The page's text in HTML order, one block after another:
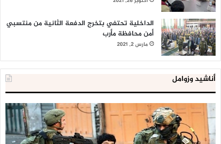
الداخلية تحتفي بتخرج الدفعة الثانية من منتسبي
أمن محافظة مأرب
مارس 2, 2021
أناشيد وزوامل
العدو
الإسرائيلي
اعتقل
543